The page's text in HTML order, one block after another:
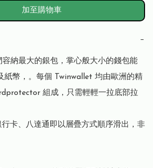
加至購物車
−
容納最大的銀包，掌心般大小的錢包能
紙幣，。每個 Twinwallet 均由歐洲的精
組成，只需輕輕一拉底部拉
卡、八達通即以層疊方式順序滑出，非